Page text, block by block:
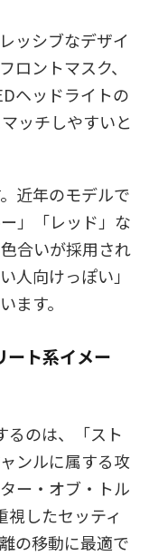
ッシブなデザイ
ロントマスク、
ヘッドライトの
ッチしやすいと
近年のモデルで
」「レッド」な
合いが採用され
人向けっぽい」
ます。
ート系イメー
るのは、「スト
ンルに属する攻
ー・オブ・トル
視したセッティ
の移動に最適で